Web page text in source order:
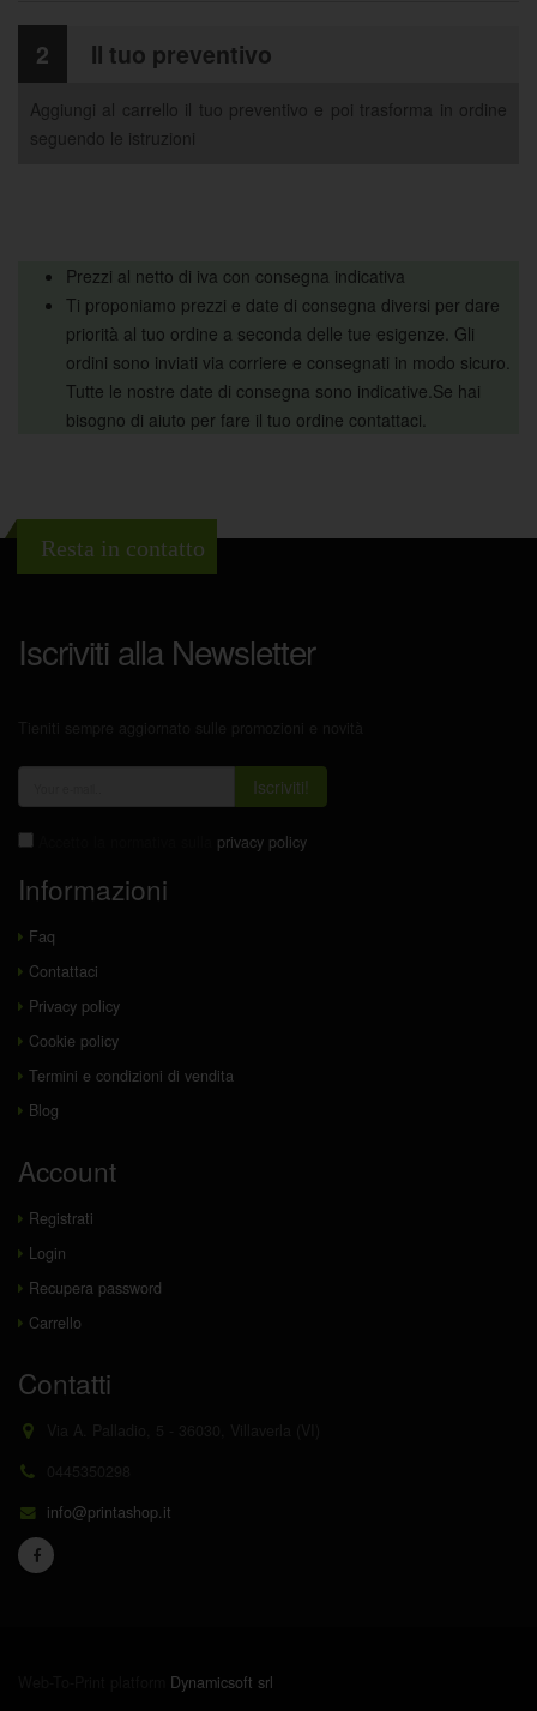
2 Il tuo preventivo
Aggiungi al carrello il tuo preventivo e poi trasforma in ordine
seguendo le istruzioni
Prezzi al netto di iva con consegna indicativa
Ti proponiamo prezzi e date di consegna diversi per dare
priorità al tuo ordine a seconda delle tue esigenze. Gli
ordini sono inviati via corriere e consegnati in modo sicuro.
Tutte le nostre date di consegna sono indicative.Se hai
bisogno di aiuto per fare il tuo ordine contattaci.
Resta in contatto
Iscriviti alla Newsletter
Iscriviti!
privacy policy
Informazioni
Faq
Contattaci
Privacy policy
Cookie policy
Termini e condizioni di vendita
Blog
Account
Registrati
Login
Recupera password
Carrello
Contatti
info@printashop.it
Dynamicsoft srl